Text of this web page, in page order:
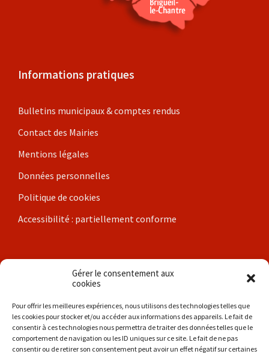
Gérer le consentement aux
cookies
Pour offrir les meilleures expériences, nous utilisons des technologies telles que
les cookies pour stocker et/ou accéder aux informations des appareils. Le fait de
consentir à ces technologies nous permettra de traiter des données telles que le
comportement de navigation ou les ID uniques sur ce site. Le fait de ne pas
consentir ou de retirer son consentement peut avoir un effet négatif sur certaines
Informations pratiques
Bulletins municipaux & comptes rendus
Contact des Mairies
Mentions légales
Données personnelles
Politique de cookies
Accessibilité : partiellement conforme
Nos communes
Brigueil-le-Chantre
Coulonges
Les Hérolles